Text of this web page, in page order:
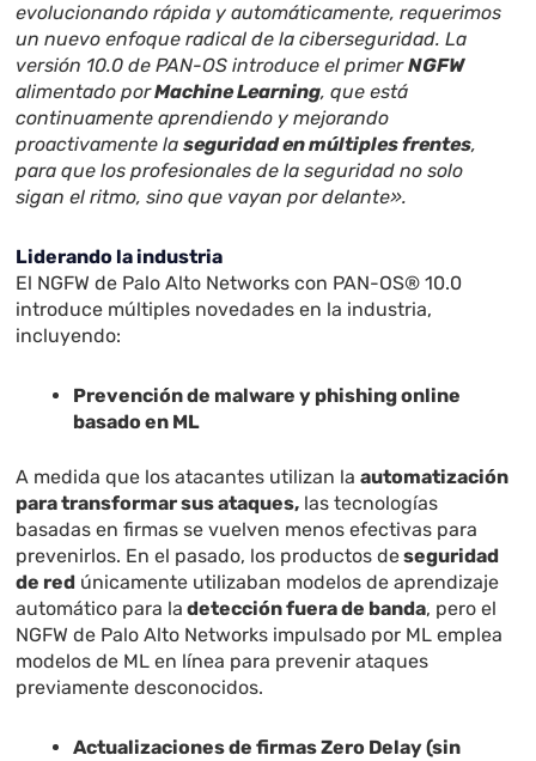
evolucionando rápida y automáticamente, requerimos
un nuevo enfoque radical de la ciberseguridad. La
versión 10.0 de PAN-OS introduce el primerNGFW
alimentado porMachine Learning, que está
continuamente aprendiendo y mejorando
proactivamente laseguridad en múltiples frentes,
para que los profesionales de la seguridad no solo
sigan el ritmo, sino que vayan por delante».
Liderando la industria
El NGFW de Palo Alto Networks con PAN-OS® 10.0
introduce múltiples novedades en la industria,
incluyendo:
Prevención de malware y phishing online
basado en ML
A medida que los atacantes utilizan laautomatización
para transformar sus ataques, las tecnologías
basadas en firmas se vuelven menos efectivas para
prevenirlos. En el pasado, los productos deseguridad
de red únicamente utilizaban modelos de aprendizaje
automático para la detección fuera de banda, pero el
NGFW de Palo Alto Networks impulsado por ML emplea
modelos de ML en línea para prevenir ataques
previamente desconocidos.
Actualizaciones de firmas Zero Delay (sin